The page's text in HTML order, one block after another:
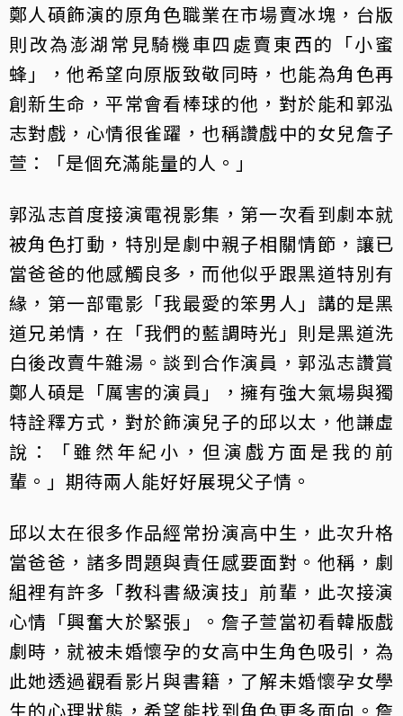
鄭人碩飾演的原角色職業在市場賣冰塊，台版
則改為澎湖常見騎機車四處賣東西的「小蜜
蜂」，他希望向原版致敬同時，也能為角色再
創新生命，平常會看棒球的他，對於能和郭泓
志對戲，心情很雀躍，也稱讚戲中的女兒詹子
萱：「是個充滿能量的人。」
郭泓志首度接演電視影集，第一次看到劇本就
被角色打動，特別是劇中親子相關情節，讓已
當爸爸的他感觸良多，而他似乎跟黑道特別有
緣，第一部電影「我最愛的笨男人」講的是黑
道兄弟情，在「我們的藍調時光」則是黑道洗
白後改賣牛雜湯。談到合作演員，郭泓志讚賞
鄭人碩是「厲害的演員」，擁有強大氣場與獨
特詮釋方式，對於飾演兒子的邱以太，他謙虛
說：「雖然年紀小，但演戲方面是我的前
輩。」期待兩人能好好展現父子情。
邱以太在很多作品經常扮演高中生，此次升格
當爸爸，諸多問題與責任感要面對。他稱，劇
組裡有許多「教科書級演技」前輩，此次接演
心情「興奮大於緊張」。詹子萱當初看韓版戲
劇時，就被未婚懷孕的女高中生角色吸引，為
此她透過觀看影片與書籍，了解未婚懷孕女學
生的心理狀態，希望能找到角色更多面向。詹